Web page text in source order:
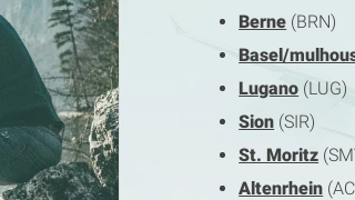
Berne (BRN)
Basel/
Lugano (LUG)
Sion (SIR)
St. Moritz
Altenrhein